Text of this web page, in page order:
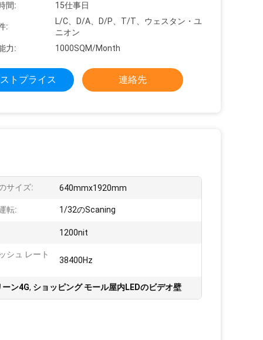
間:
15仕事日
:
L/C、D/A、D/P、T/T、ウェスタン・ユ
ニオン
力:
1000SQM/Month
トプライス 連絡先
サイズ: 640mmx1920mm
転: 1/32のScaning
1200nit
シュ レート
38400Hz
ン4G, ショッピング モール屋内LEDのビデオ壁